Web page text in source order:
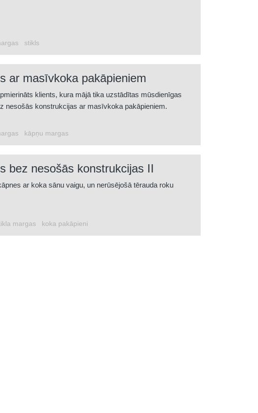
stikls
ar masīvkoka pakāpieniem
klients, kura mājā tika uzstādītas mūsdienīgas
nesošās konstrukcijas ar masīvkoka pakāpieniem.
kāpņu margas
bez nesošās konstrukcijas II
ar koka sānu vaigu, un nerūsējošā tērauda roku
margas koka pakāpieni